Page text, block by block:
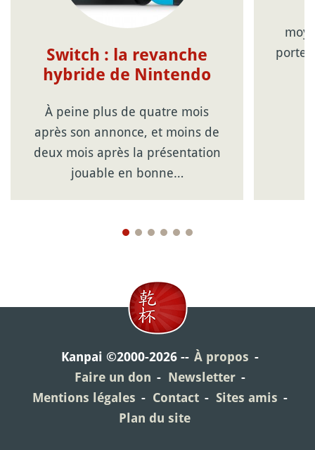
Switch : la revanche
hybride de Nintendo
À peine plus de quatre mois
après son annonce, et moins de
deux mois après la présentation
jouable en bonne…
porte-
Kanpai ©2000-2026
À propos
Faire un don
Newsletter
Mentions légales
Contact
Sites amis
Plan du site